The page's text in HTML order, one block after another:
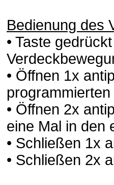
Bedienung des
• Taste
• Öffnen 1x
• Öffnen 2x
eine Mal in den
• Schließen 1x
• Schließen 2x